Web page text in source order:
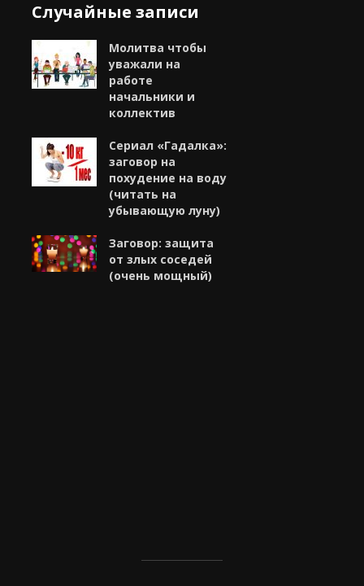
Случайные записи
Молитва чтобы
уважали на
работе
начальники и
коллектив
Сериал «Гадалка»:
заговор на
похудение на воду
(читать на
убывающую луну)
Заговор: защита
от злых соседей
(очень мощный)